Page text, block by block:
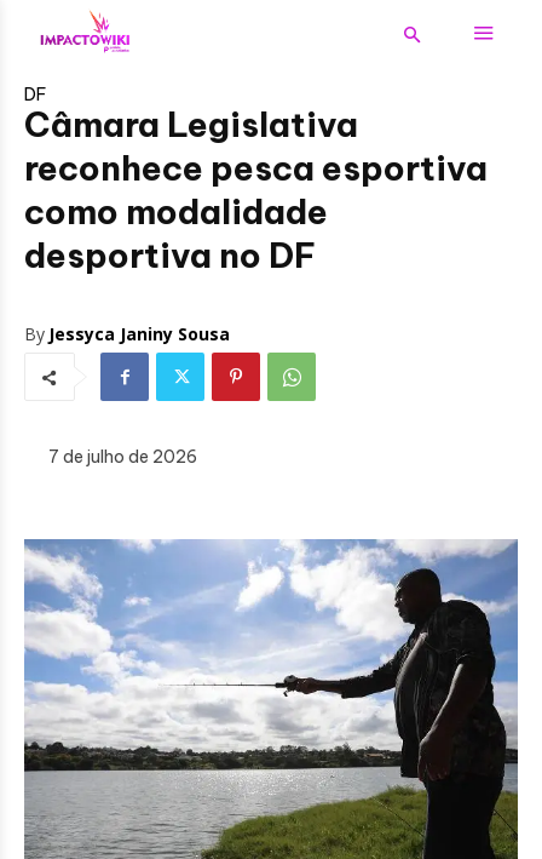
DF
Câmara Legislativa
reconhece pesca esportiva
como modalidade
desportiva no DF
By Jessyca Janiny Sousa
7 de julho de 2026